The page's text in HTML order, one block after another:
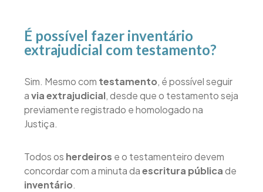
É possível fazer inventário
extrajudicial com testamento?
Sim. Mesmo com testamento, é possível seguir
avia extrajudicial, desde que o testamento seja
previamente registrado e homologado na
Justiça.
Todos os herdeiros e o testamenteiro devem
concordar com a minuta daescritura públicade
inventário.